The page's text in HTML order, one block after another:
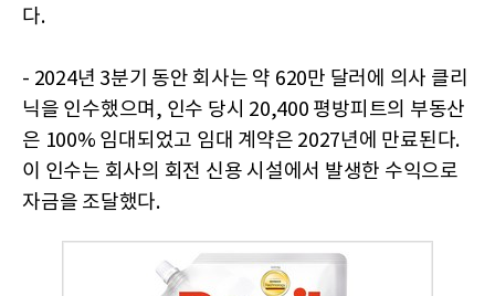
다.
- 2024년 3분기 동안 회사는 약 620만 달러에 의사 클리
닉을 인수했으며, 인수 당시 20,400 평방피트의 부동산
은 100% 임대되었고 임대 계약은 2027년에 만료된다.
이 인수는 회사의 회전 신용 시설에서 발생한 수익으로
자금을 조달했다.